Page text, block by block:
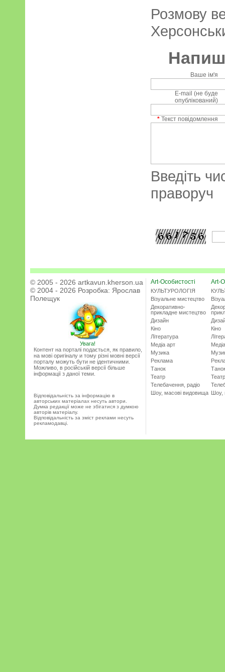
Розмову
Ваше ім'я
E-mail (не буде
опублікований)
* Текст повідомлення
Введіть
праворуч
© 2005 - 2026 artkavun.kherson.ua
© 2004 - 2026 Розробка: Ярослав
Полещук
Увага!
Контент на порталі подається, як правило,
на мові оригіналу и тому різні мовні версії
порталу можуть бути не ідентичними.
Можливо, в російській версії більше
інформації з даної теми.
Відповідальність за інформацію в
авторських матеріалах несуть автори.
Думка редакції може не збігатися з думкою
авторів матеріалу.
Відповідальність за зміст реклами несуть
рекламодавці.
Art-Особистості
КУЛЬТУРОЛОГІЯ
Візуальне мистецтво
Декоративно-
прикладне мистецтво
Дизайн
Кіно
Література
Медіа арт
Музика
Реклама
Танок
Театр
Телебачення, радіо
Шоу, масові видовища
Art-
Кіно
Театр
Шоу,